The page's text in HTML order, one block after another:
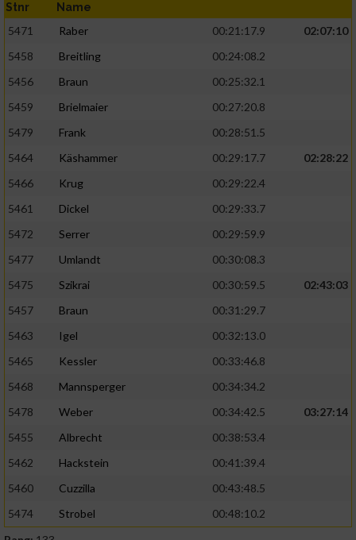
Stnr Name
5471 Raber 00:21:17.9
02:07:10
5458
Breitling
00:24:08.2
5456
Braun
00:25:32.1
5459
Brielmaier
00:27:20.8
5479
Frank
00:28:51.5
5464
Käshammer 00:29:17.7
02:28:22
5466
Krug
00:29:22.4
5461
Dickel
00:29:33.7
5472
Serrer
00:29:59.9
5477
Umlandt
00:30:08.3
5475
Szikrai 00:30:59.5
02:43:03
5457
Braun
00:31:29.7
5463
Igel
00:32:13.0
5465
Kessler
00:33:46.8
5468
Mannsperger
00:34:34.2
5478
Weber 00:34:42.5
03:27:14
5455
Albrecht
00:38:53.4
5462
Hackstein
00:41:39.4
5460
Cuzzilla
00:43:48.5
5474
Strobel
00:48:10.2